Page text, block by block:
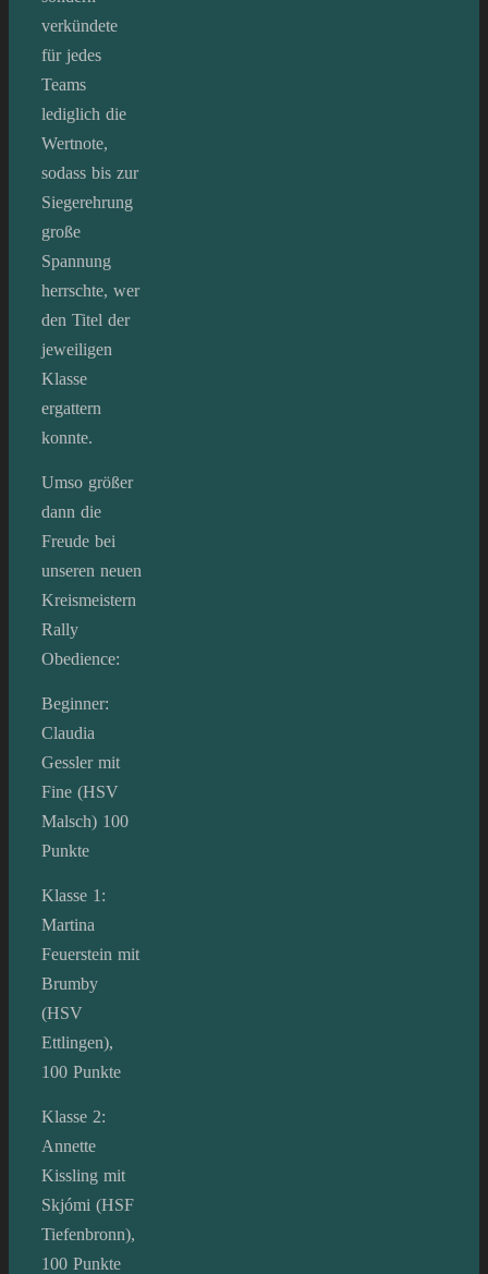
verkündete
für jedes
Teams
lediglich die
Wertnote,
sodass bis zur
Siegerehrung
große
Spannung
herrschte, wer
den Titel der
jeweiligen
Klasse
ergattern
konnte.
Umso größer
dann die
Freude bei
unseren neuen
Kreismeistern
Rally
Obedience:
Beginner:
Claudia
Gessler mit
Fine (HSV
Malsch) 100
Punkte
Klasse 1:
Martina
Feuerstein mit
Brumby
(HSV
Ettlingen),
100 Punkte
Klasse 2:
Annette
Kissling mit
Skjómi (HSF
Tiefenbronn),
100 Punkte